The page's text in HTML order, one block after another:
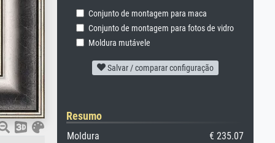
Conjunto de montagem para maca
Conjunto de montagem para fotos de vidro
Moldura mutávele
Salvar / comparar configuração
Resumo
Moldura
€ 235.07